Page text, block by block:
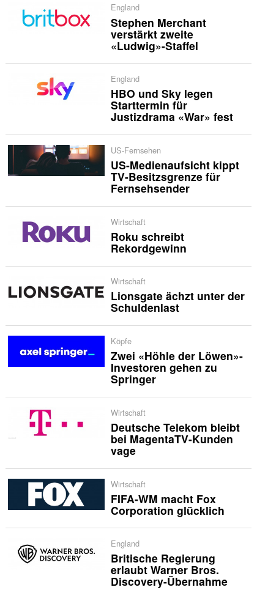
England
Stephen Merchant
verstärkt zweite
«Ludwig»-Staffel
England
HBO und Sky legen
Starttermin für
Justizdrama «War» fest
US-Fernsehen
US-Medienaufsicht kippt
TV-Besitzsgrenze für
Fernsehsender
Wirtschaft
Roku schreibt
Rekordgewinn
Wirtschaft
Lionsgate ächzt unter der
Schuldenlast
Köpfe
Zwei «Höhle der Löwen»-
Investoren gehen zu
Springer
Wirtschaft
Deutsche Telekom bleibt
bei MagentaTV-Kunden
vage
Wirtschaft
FIFA-WM macht Fox
Corporation glücklich
England
Britische Regierung
erlaubt Warner Bros.
Discovery-Übernahme